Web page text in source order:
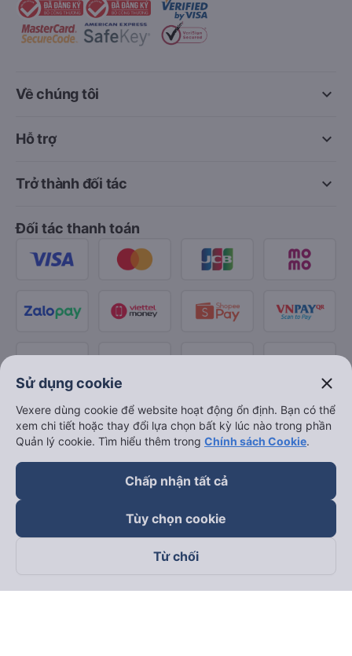
keyboard_arrow_down
Về chúng tôi
keyboard_arrow_down
Hỗ trợ
keyboard_arrow_down
Trở thành đối tác
Đối tác thanh toán
Theo dõi chúng tôi trên
Sử dụng cookie close
Vexere dùng cookie để website hoạt động ổn định. Bạn có thể
xem chi tiết hoặc thay đổi lựa chọn bất kỳ lúc nào trong phần
Quản lý cookie. Tìm hiểu thêm trong Chính sách Cookie.
Chấp nhận tất cả
Tùy chọn cookie
Từ chối